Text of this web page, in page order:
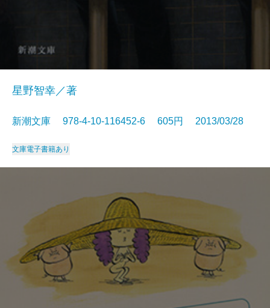
星野智幸／著
新潮文庫 978-4-10-116452-6 605円 2013/03/28
文庫電子書籍あり